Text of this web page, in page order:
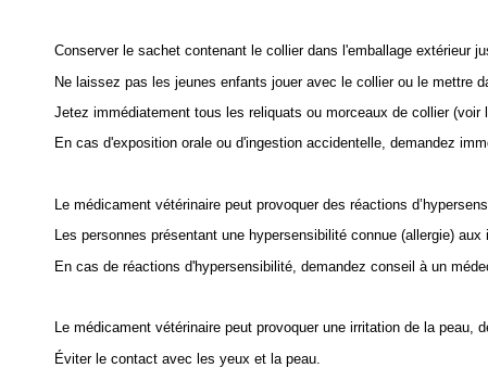
Conserver le sachet contenant le collier dans l'emballage extérieur
Ne laissez pas les jeunes enfants jouer avec le collier ou le mettre
Jetez immédiatement tous les reliquats ou morceaux de collier (voir
En cas d'exposition orale ou d'ingestion accidentelle, demandez
Le médicament vétérinaire peut provoquer des réactions
Les personnes présentant une hypersensibilité connue (allergie)
En cas de réactions d'hypersensibilité, demandez conseil à un
Le médicament vétérinaire peut provoquer une irritation de la
Éviter le contact avec les yeux et la peau.